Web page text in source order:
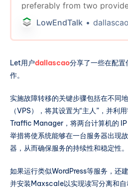
preferably from two
LowEndTalk
dallascao
Let用户dallascao分享了一些在配
作。
实施故障转移的关键步骤包括在不同
（VPS），将其设置为“主人”，并利
Traffic Manager，将两台计算机的
举措将使系统能够在一台服务器出现
器，从而确保服务的持续性和稳定性。
如果运行类似WordPress等服务，还
并安装Maxscale以实现读写分离和自